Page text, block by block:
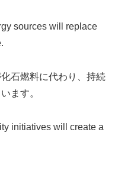
sources will replace
石燃料に代わり、持続
ます。
initiatives will create a